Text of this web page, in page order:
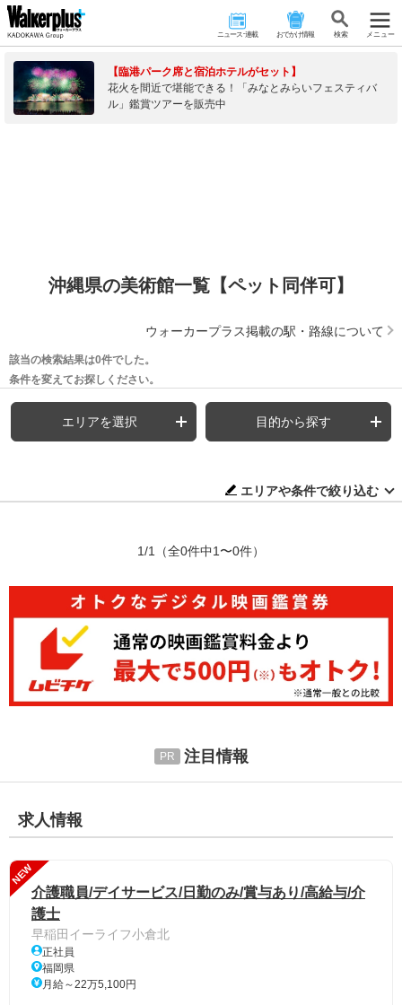
ニュース･連載 おでかけ情報 検 索 メニュー
【臨港パーク席と宿泊ホテルがセット】
花火を間近で堪能できる！「みなとみらいフェスティバ
ル」鑑賞ツアーを販売中
沖縄県の美術館一覧【ペット同伴可】
ウォーカープラス掲載の駅・路線について
該当の検索結果は0件でした。
条件を変えてお探しください。
エリアを選択 目的から探す
エリアや条件で絞り込む
1/1 （全0件中1〜0件）
注目情報
求人情報
NEW
介護職員/デイサービス/日勤のみ/賞与あり/高給与/介
護士
早稲田イーライフ小倉北
正社員
福岡県
月給～22万5,100円